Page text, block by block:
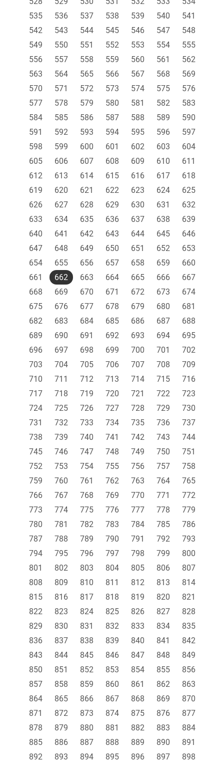
535
536 537 538 539 540
541
542
543 544 545 546 547
548
549
550 551 552 553 554
555
556
557 558 559 560 561
562
563
564 565 566 567 568
569
570
571 572 573 574 575
576
577
578 579 580 581 582
583
584
585 586 587 588 589
590
591
592 593 594 595 596
597
598
599 600 601 602 603
604
605
606 607 608 609 610
611
612
613 614 615 616 617
618
619
620 621 622 623 624
625
626
627 628 629 630 631
632
633
634 635 636 637 638
639
640
641 642 643 644 645
646
647
648 649 650 651 652
653
654
655 656 657 658 659
660
661
662 663 664 665 666
667
668
669 670 671 672 673
674
675
676 677 678 679 680
681
682
683 684 685 686 687
688
689
690 691 692 693 694
695
696
697 698 699 700 701
702
703
704 705 706 707 708
709
710
711 712 713 714 715
716
717
718 719 720 721 722
723
724
725 726 727 728 729
730
731
732 733 734 735 736
737
738
739 740 741 742 743
744
745
746 747 748 749 750
751
752
753 754 755 756 757
758
759
760 761 762 763 764
765
766
767 768 769 770 771
772
773
774 775 776 777 778
779
780
781 782 783 784 785
786
787
788 789 790 791 792
793
794
795 796 797 798 799
800
801
802 803 804 805 806
807
808
809 810 811 812 813
814
815
816 817 818 819 820
821
822
823 824 825 826 827
828
829
830 831 832 833 834
835
836
837 838 839 840 841
842
843
844 845 846 847 848
849
850
851 852 853 854 855
856
857
858 859 860 861 862
863
864
865 866 867 868 869
870
871
872 873 874 875 876
877
878
879 880 881 882 883
884
885
886 887 888 889 890
891
892
893 894 895 896 897
898